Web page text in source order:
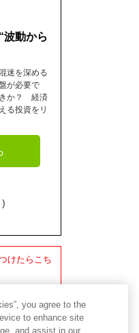
動から
迷を深める
が必要で
きか？ 経済
る投資をリ
)
けたらこち
you agree to the
to enhance site
and assist in our